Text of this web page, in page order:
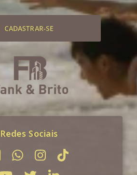
CADASTRAR-SE
Redes Sociais